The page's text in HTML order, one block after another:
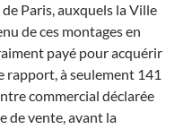
Paris, auxquels la Ville
de ces montages en
payé pour acquérir
rapport, à seulement 141
commercial déclarée
de vente, avant la